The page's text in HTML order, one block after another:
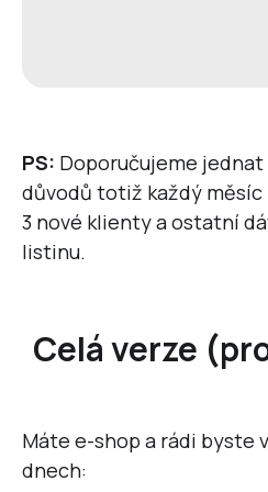
PS: Doporučujeme
důvodů totiž každý měsíc
3 nové klienty a ostatní
listinu.
Celá verze
Máte e-shop a rádi byste
dnech: